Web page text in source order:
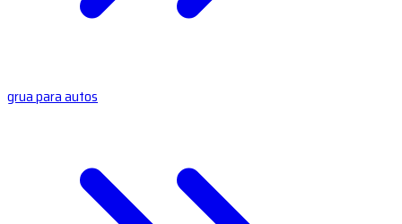
grua para autos